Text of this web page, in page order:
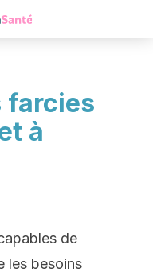
farcies
à
de
les besoins